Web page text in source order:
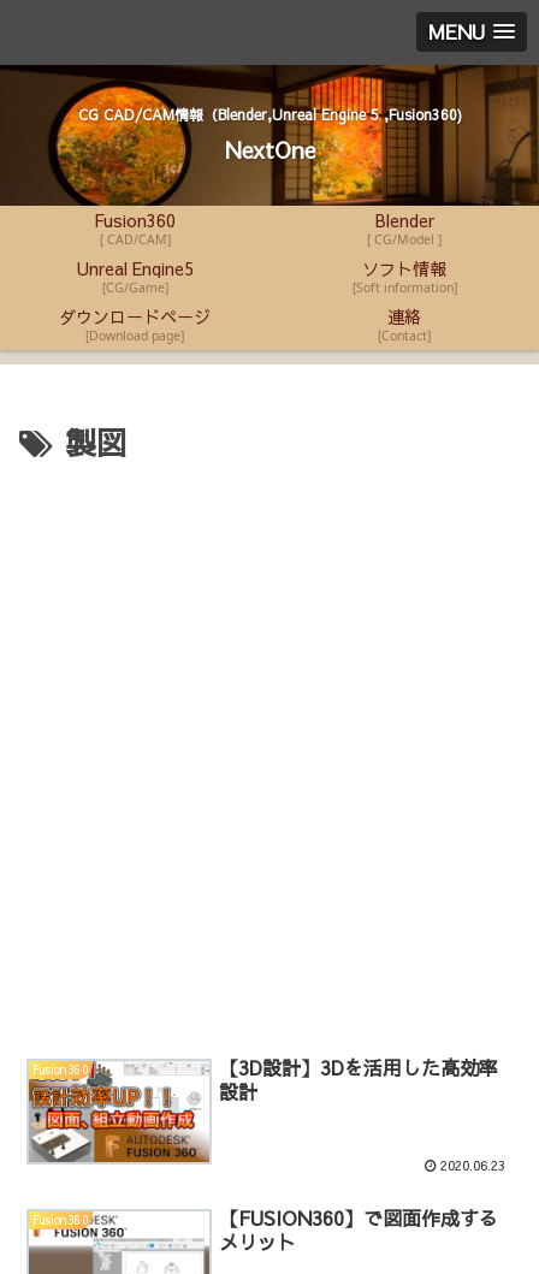
MENU
CG CAD/CAM情報（Blender,Unreal Engine 5 ,Fusion360)
NextOne
Fusion360
[ CAD/CAM]
Blender
[ CG/Model ]
Unreal Engine5
[CG/Game]
ソフト情報
[Soft information]
ダウンロードページ
[Download page]
連絡
[Contact]
製図
Fusion360
【3D設計】3Dを活用した高効率
設計
2020.06.23
Fusion360
【FUSION360】で図面作成する
メリット